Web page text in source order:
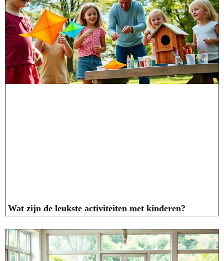
Wat zijn de leukste activiteiten met kinderen?